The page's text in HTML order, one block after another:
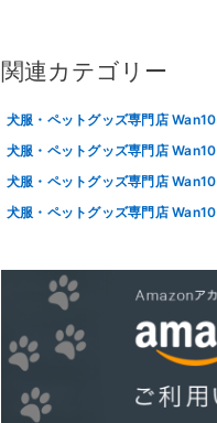
関連カテゴリー
犬服・ペットグッズ専門店 Wan10
犬服・ペットグッズ専門店 Wan10
犬服・ペットグッズ専門店 Wan10
犬服・ペットグッズ専門店 Wan10